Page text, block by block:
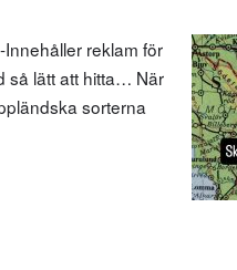
reklam för
så lätt att hitta… När
sorterna